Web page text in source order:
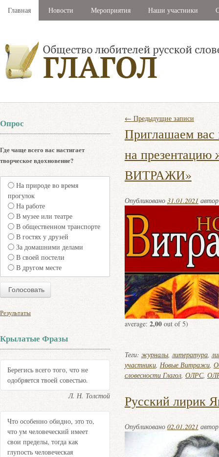
Главная Новости Мероприятия Наши участники
← Предыдущие записи
Приглашаем вас
на
ВИТРАЖИ»
Опубликовано 31.01.2021
average: 2,00out of 5)
Теги: журналы,литература,
участники, Новые Витражи,
словесности Глагол, ОЛРС,
Русский лирик
Опубликовано 02.01.2021
Опрос
Где чаще всего вас настигает
творческое вдохновение?
На природе во время
прогулок
На работе
В музее или театре
В общественном транспорте
В гостях у друзей
За домашними делами
В своей постели
В другом месте
Результаты
Крылатые Фразы
Берегись всего того, что не
одобряется твоей совестью.
Л. Н. Толстой
Что особенно обидно, это то,
что ум человеческий имеет
свои пределы, тогда как
глупость человеческая